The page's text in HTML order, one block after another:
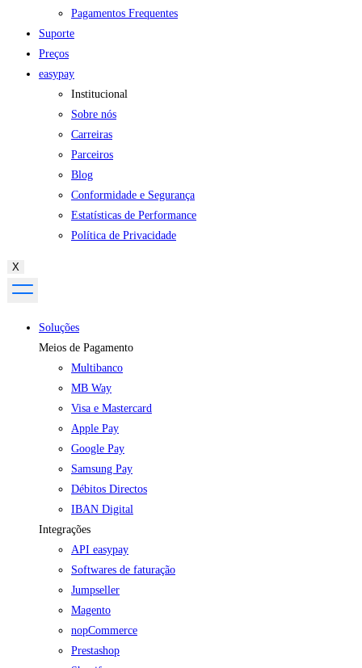
Pagamentos Frequentes
Suporte
Preços
easypay
Institucional
Sobre nós
Carreiras
Parceiros
Blog
Conformidade e Segurança
Estatísticas de Performance
Política de Privacidade
X
Soluções
Meios de Pagamento
Multibanco
MB Way
Visa e Mastercard
Apple Pay
Google Pay
Samsung Pay
Débitos Directos
IBAN Digital
Integrações
API easypay
Softwares de faturação
Jumpseller
Magento
nopCommerce
Prestashop